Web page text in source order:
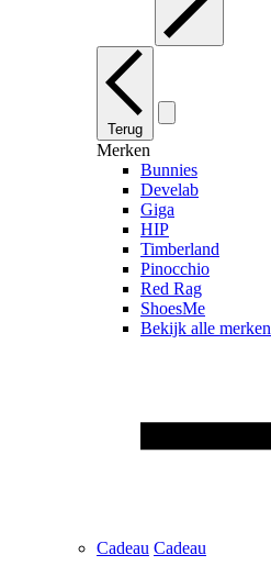
Terug
Merken
Bunnies
Develab
Giga
HIP
Timberland
Pinocchio
Red Rag
ShoesMe
Bekijk alle merken
Cadeau Cadeau